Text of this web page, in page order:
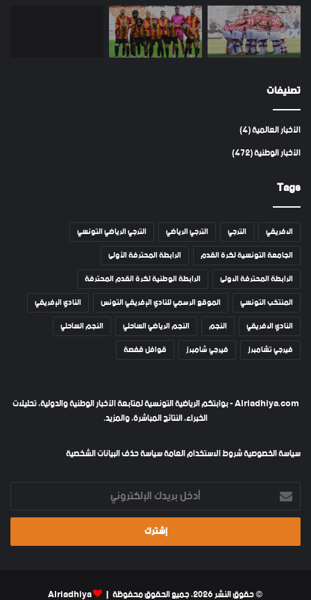
تصنيفات
الأخبار العالمية(4)
الأخبار الوطنية(472)
Tags
الافريقي الترجي الترجي الرياضي
الترجي الرياضي التونسي
الجامعة التونسية لكرة القدم
الرابطة المحترفة الأولى
الرابطة المحترفة الاولى
الرابطة الوطنية لكرة القدم المحترفة
المنتخب التونسي
الموقع الرسمي للنادي الإفريقي التونس
النادي الإفريقي
النادي الافريقي
النجم النجم الرياضي الساحلي
النجم الساحلي
فيرجي تشامبرز
فيرجي شامبرز قوافل قفصة
Alriadhiya.com - بوابتكم الرياضية التونسية لمتابعة الأخبار الوطنية والدولية، تحليلات
الخبراء، النتائج المباشرة، والمزيد.
سياسة الخصوصيةشروط الاستخدام العامةسياسة حذف البيانات الشخصية
أدخل
بريدك
الإلكتروني
© حقوق النشر 2026، جميع الحقوق محفوظة | Alriadhiya